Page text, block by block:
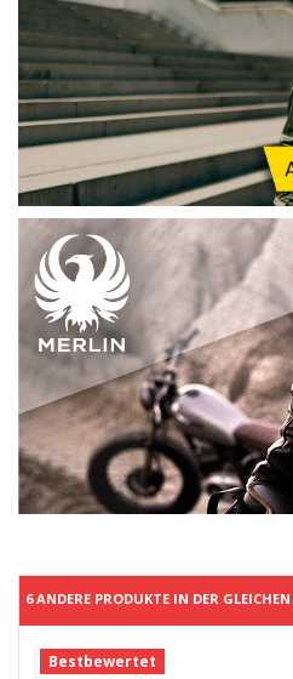
6 ANDERE PRODUKTE IN DER
Bestbewertet